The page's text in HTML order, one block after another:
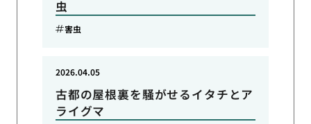
虫
害虫
古都の屋根裏を騒がせるイタチとア
ライグマ
2026.04.05